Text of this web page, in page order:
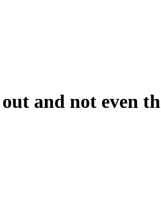
and not even